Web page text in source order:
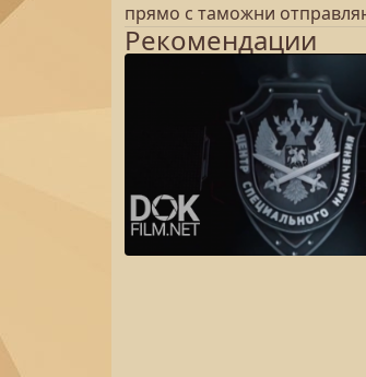
прямо с таможни
Рекомендации